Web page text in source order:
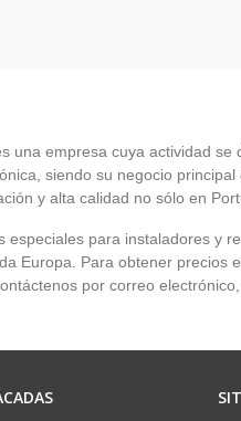
una empresa cuya actividad
siendo su negocio
y alta calidad no sólo en
especiales para instaladores y
Europa. Para obtener precios
por correo